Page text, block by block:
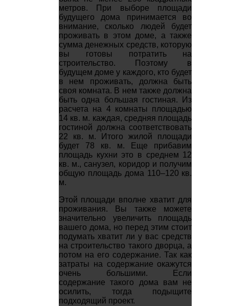
метров. При выборе площади
будущего дома принимается во
внимание, сколько людей будет
проживать в этом доме, а также
сумма денежных средств, которую
вы готовы потратить на
строительство. Поэтому в
будущем доме у каждого, кто будет
в нем проживать, должна быть
своя комната. В нем также должна
быть одна большая гостиная. Из
расчета на 4 комнаты площадью
14 кв. м. каждая, средняя площадь
гостиной должна соответствовать
22 кв. м. Итого жилой площади
будет 78 кв. м. Еще прибавим
площадь кухни это в среднем 12
кв. м., санузел, коридор и получим
общую площадь дома 110–120 кв.
м.
Этой площади вполне хватит для
проживания. Вы также можете
значительно увеличить площадь
вашего дома, но перед этим стоит
подумать хватит ли у вас средств
на строительство такого дворца, а
потом на его содержание. Так как
затраты на содержание окажутся
очень большими. Если
содержание такого дома вам не
осилить, тогда подыщите
подходящий проект.